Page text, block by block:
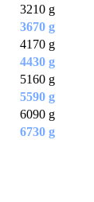
3210 g
3670 g
4170 g
4430 g
5160 g
5590 g
6090 g
6730 g